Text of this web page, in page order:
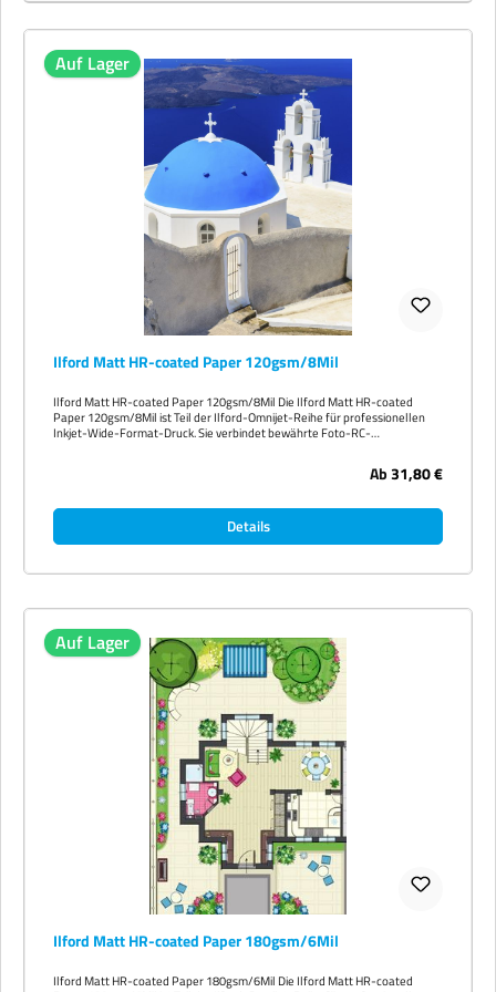
Auf Lager
Ilford Matt HR-coated Paper 120gsm/8Mil
Ilford Matt HR-coated Paper 120gsm/8Mil Die Ilford Matt HR-coated
Paper 120gsm/8Mil ist Teil der Ilford-Omnijet-Reihe für professionellen
Inkjet-Wide-Format-Druck. Sie verbindet bewährte Foto-RC-
Werbeagenturen. Grammatur: 120 g/m² Drucker-Kompatibilität
Format-Plattformen (Epson SureColor, HP DesignJet, Canon
imagePROGRAF, Mimaki, Roland, Mutoh) sowie selektive Latex-
Plattformen. 3-Zoll-Kern bei Rollenware, kein Core-Adapter erforderlich.
(61 cm) x 35 m, 36 Zoll (91,4 cm) x 35 m, 42 Zoll (106,7 cm) x 35 m, 44 Zoll
Rollenzuschlag von 7,90 € netto pro Bestellung erhoben. Hersteller-Code
(Grade): OV3SMP5 Ilford®, Omnijet® und STUDIO® sind eingetragene
Marken der Ilford Imaging AG.
Ab31,80 €
Details
Auf Lager
Ilford Matt HR-coated Paper 180gsm/6Mil
Ilford Matt HR-coated Paper 180gsm/6Mil Die Ilford Matt HR-coated